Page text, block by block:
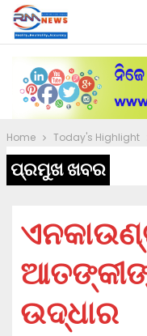
Home Today's Highlight
ପ୍ରମୁଖ ଖବର
ଉଦ୍ଧାର